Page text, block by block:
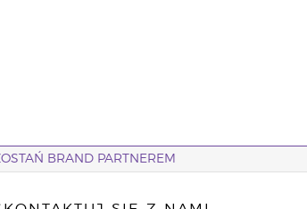
BRAND PARTNEREM